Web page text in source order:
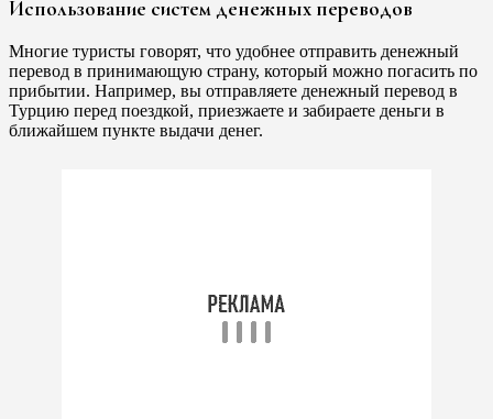
Использование систем денежных переводов
Многие туристы говорят, что удобнее отправить денежный
перевод в принимающую страну, который можно погасить по
прибытии. Например, вы отправляете денежный перевод в
Турцию перед поездкой, приезжаете и забираете деньги в
ближайшем пункте выдачи денег.